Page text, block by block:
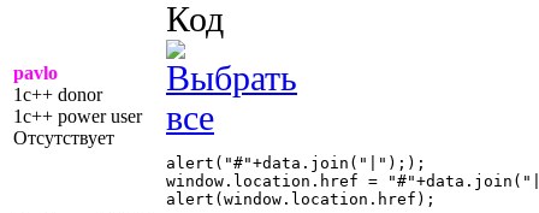
pavlo
1c++ donor
1c++ power user
Отсутствует
Код
alert("#"+data.join("|"););
window.location.href =
alert(window.location.href);